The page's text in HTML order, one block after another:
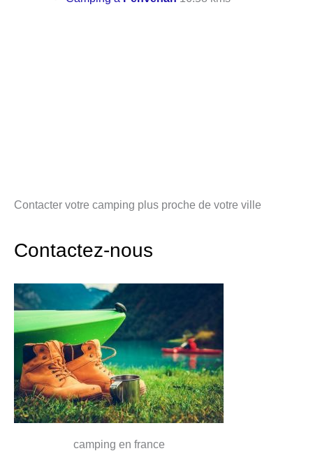
Contacter votre camping plus proche de votre ville
Contactez-nous
camping en france